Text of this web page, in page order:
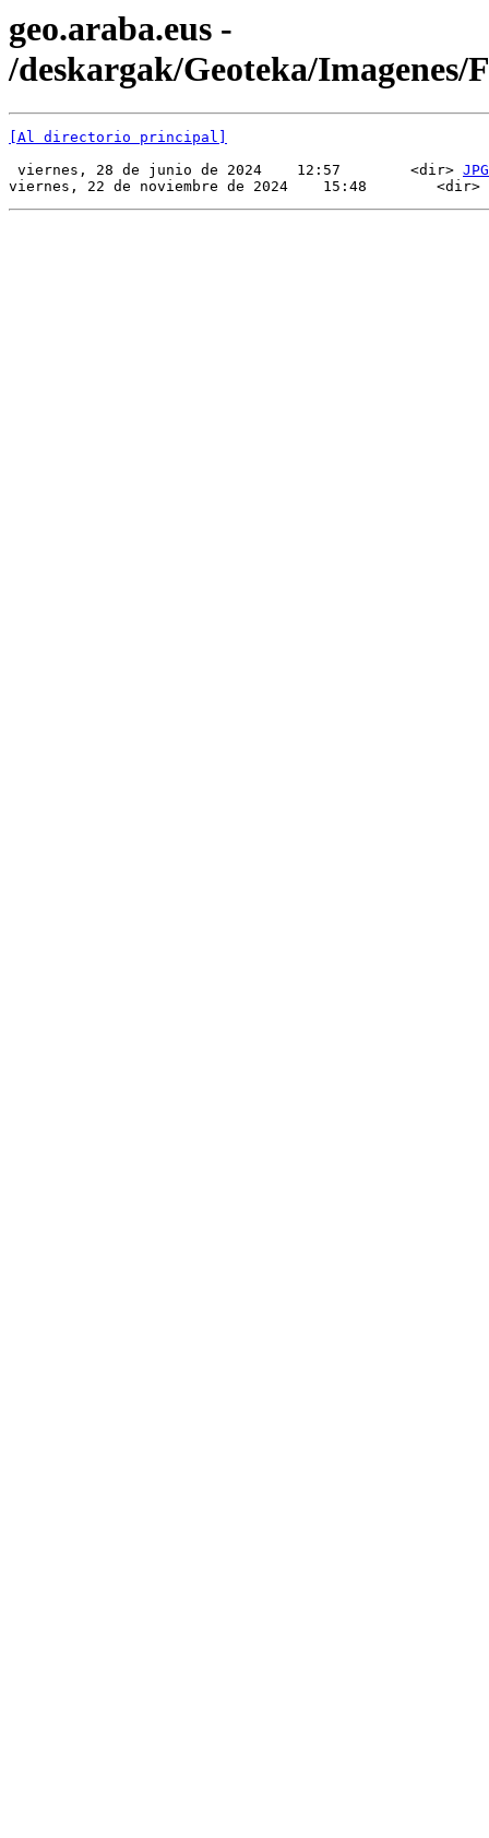
geo.araba.eus -
/deskargak/Geoteka/Imagenes/
[Al directorio principal]
viernes, 28 de junio de 2024    12:57        <dir> JPG
viernes, 22 de noviembre de 2024    15:48        <dir>